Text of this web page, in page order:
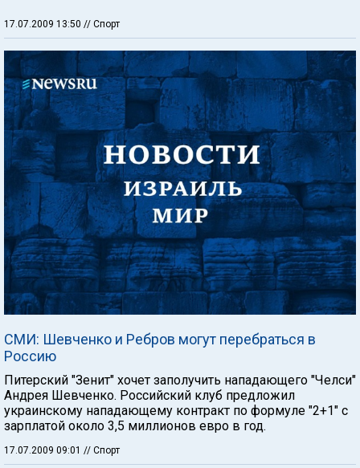
17.07.2009 13:50 // Спорт
СМИ: Шевченко и Ребров могут перебраться в
Россию
Питерский "Зенит" хочет заполучить нападающего "Челси"
Андрея Шевченко. Российский клуб предложил
украинскому нападающему контракт по формуле "2+1" с
зарплатой около 3,5 миллионов евро в год.
17.07.2009 09:01 // Спорт